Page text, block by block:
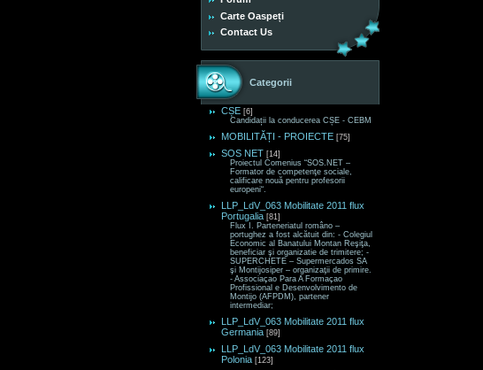
Carte Oaspeți
Contact Us
Categorii
CȘE [6]
Candidații la conducerea CȘE - CEBM
MOBILITĂȚI - PROIECTE [75]
SOS NET [14]
Proiectul Comenius “SOS.NET –
Formator de competenţe sociale,
calificare nouă pentru profesorii
europeni“.
LLP_LdV_063 Mobilitate 2011 flux
Portugalia [81]
Flux I. Parteneriatul româno –
portughez a fost alcătuit din: - Colegiul
Economic al Banatului Montan Reşiţa,
beneficiar şi organizatie de trimitere; -
SUPERCHETE – Supermercados SA
şi Montijosiper – organizaţii de primire.
- Associaçao Para A Formaçao
Profissional e Desenvolvimento de
Montijo (AFPDM), partener
intermediar;
LLP_LdV_063 Mobilitate 2011 flux
Germania [89]
LLP_LdV_063 Mobilitate 2011 flux
Polonia [123]